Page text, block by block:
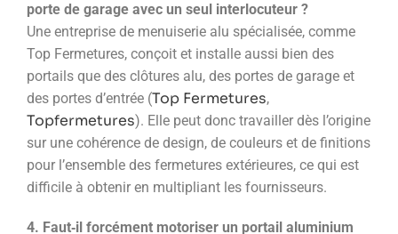
porte de garage avec un seul interlocuteur ?
Une entreprise de menuiserie alu spécialisée, comme
Top Fermetures, conçoit et installe aussi bien des
portails que des clôtures alu, des portes de garage et
des portes d’entrée (Top Fermetures,
Topfermetures). Elle peut donc travailler dès l’origine
sur une cohérence de design, de couleurs et de finitions
pour l’ensemble des fermetures extérieures, ce qui est
difficile à obtenir en multipliant les fournisseurs.
4. Faut‑il forcément motoriser un portail aluminium